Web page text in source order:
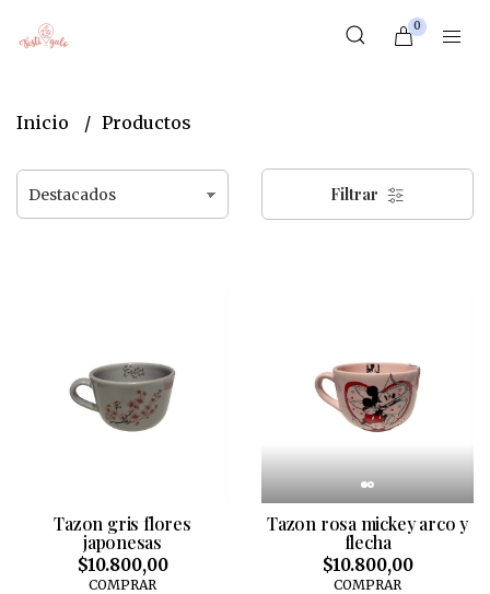
0
Inicio Productos
Filtrar
Tazon gris flores
japonesas
$10.800,00
COMPRAR
Tazon rosa mickey arco y
flecha
$10.800,00
COMPRAR